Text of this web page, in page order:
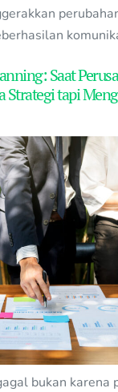
Saat
Strategi tapi
bukan karena